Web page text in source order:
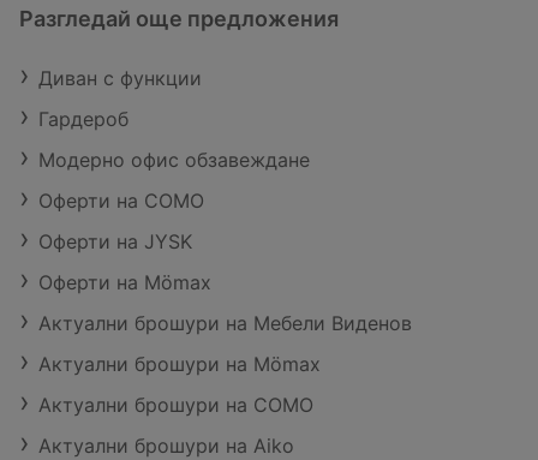
Разгледай още предложения
Диван с функции
Гардероб
Модерно офис обзавеждане
Оферти на COMO
Оферти на JYSK
Оферти на Mömax
Актуални брошури на Мебели Виденов
Актуални брошури на Mömax
Актуални брошури на COMO
Актуални брошури на Aiko